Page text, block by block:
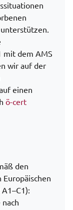
mit dem AMS
wir auf der
einen
ö-cert
den